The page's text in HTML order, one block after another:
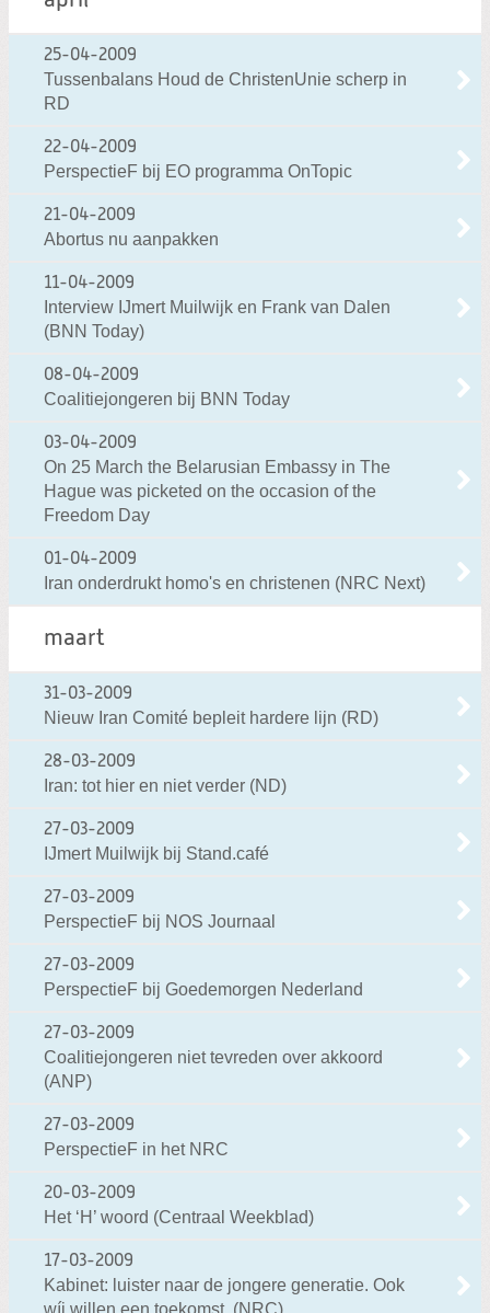
25-04-2009
Tussenbalans Houd de ChristenUnie scherp in
RD
22-04-2009
PerspectieF bij EO programma OnTopic
21-04-2009
Abortus nu aanpakken
11-04-2009
Interview IJmert Muilwijk en Frank van Dalen
(BNN Today)
08-04-2009
Coalitiejongeren bij BNN Today
03-04-2009
On 25 March the Belarusian Embassy in The
Hague was picketed on the occasion of the
Freedom Day
01-04-2009
Iran onderdrukt homo's en christenen (NRC Next)
maart
31-03-2009
Nieuw Iran Comité bepleit hardere lijn (RD)
28-03-2009
Iran: tot hier en niet verder (ND)
27-03-2009
IJmert Muilwijk bij Stand.café
27-03-2009
PerspectieF bij NOS Journaal
27-03-2009
PerspectieF bij Goedemorgen Nederland
27-03-2009
Coalitiejongeren niet tevreden over akkoord
(ANP)
27-03-2009
PerspectieF in het NRC
20-03-2009
Het ‘H’ woord (Centraal Weekblad)
17-03-2009
Kabinet: luister naar de jongere generatie. Ook
wíj willen een toekomst. (NRC)